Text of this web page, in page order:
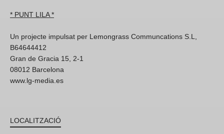
* PUNT LILA *
Un projecte impulsat per Lemongrass Communcations S.L,
B64644412
Gran de Gracia 15, 2-1
08012 Barcelona
www.lg-media.es
LOCALITZACIÓ